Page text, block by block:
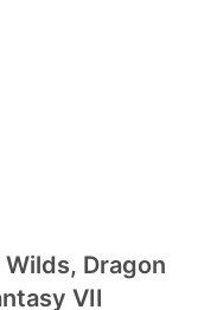
Dragon
VII